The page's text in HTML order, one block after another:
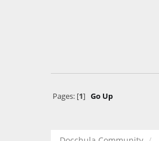
Pages: [1] Go Up